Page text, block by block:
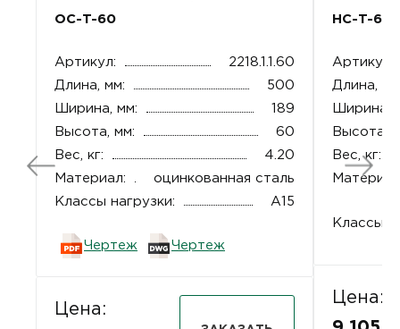
ОС-T-60
Артикул:
2218.1.1.60
Длина, мм:
500
Ширина, мм:
189
Высота, мм:
60
Вес, кг:
4.20
Материал:
оцинкованная сталь
Классы нагрузки:
A15
Чертеж Чертеж
Цена:
НС-T-60
Артикул:
Длина,
Ширина,
Высота,
Вес, кг:
Классы
Цена: